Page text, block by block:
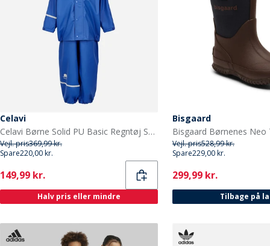
Celavi
Celavi Børne Solid PU Basic Regntøj Sæt Havblå Oceanblue
Vejl. pris369,99 kr.
Spare220,00 kr.
Current
149,99 kr.
Halv pris eller mindre
Bisgaard
Vejl. pris528,99 kr.
Spare229,00 kr.
Current
299,99 kr.
Tilbage på